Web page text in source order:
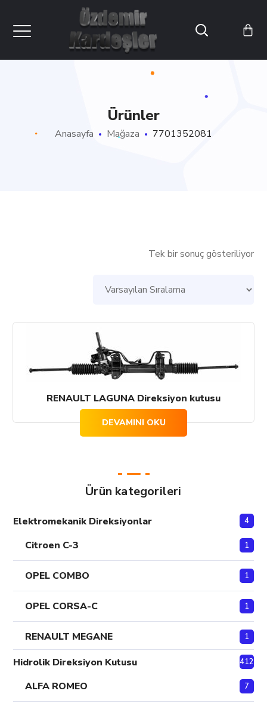
Ürünler
Anasayfa Mağaza 7701352081
Tek bir sonuç gösteriliyor
RENAULT LAGUNA Direksiyon kutusu
DEVAMINI OKU
Ürün kategorileri
Elektromekanik Direksiyonlar 4
Citroen C-3 1
OPEL COMBO 1
OPEL CORSA-C 1
RENAULT MEGANE 1
Hidrolik Direksiyon Kutusu 412
ALFA ROMEO 7